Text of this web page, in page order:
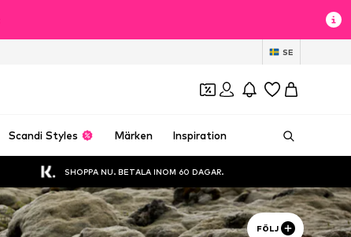
SE
Scandi Styles Märken Inspiration
SHOPPA NU. BETALA INOM 60 DAGAR.
FÖLJ